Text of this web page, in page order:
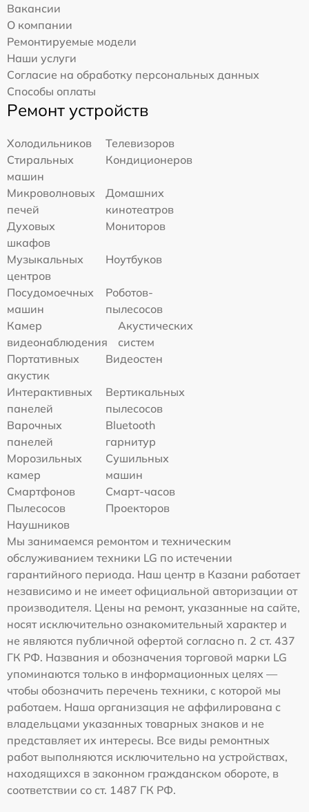
Вакансии
О компании
Ремонтируемые модели
Наши услуги
Согласие на обработку персональных данных
Способы оплаты
Ремонт устройств
Холодильников
Телевизоров
Стиральных
машин
Кондиционеров
Микроволновых
печей
Домашних
кинотеатров
Духовых
шкафов
Мониторов
Музыкальных
центров
Ноутбуков
Посудомоечных
машин
Роботов-
пылесосов
Камер
видеонаблюдения
Акустических
систем
Портативных
акустик
Видеостен
Интерактивных
панелей
Вертикальных
пылесосов
Варочных
панелей
Bluetooth
гарнитур
Морозильных
камер
Сушильных
машин
Смартфонов
Смарт-часов
Пылесосов
Проекторов
Наушников
Мы занимаемся ремонтом и техническим
обслуживанием техники LG по истечении
гарантийного периода. Наш центр в Казани работает
независимо и не имеет официальной авторизации от
производителя. Цены на ремонт, указанные на сайте,
носят исключительно ознакомительный характер и
не являются публичной офертой согласно п. 2 ст. 437
ГК РФ. Названия и обозначения торговой марки LG
упоминаются только в информационных целях —
чтобы обозначить перечень техники, с которой мы
работаем. Наша организация не аффилирована с
владельцами указанных товарных знаков и не
представляет их интересы. Все виды ремонтных
работ выполняются исключительно на устройствах,
находящихся в законном гражданском обороте, в
соответствии со ст. 1487 ГК РФ.